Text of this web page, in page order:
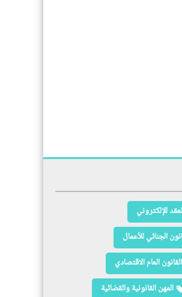
الإلكتروني
الجنائي للأعمال
القانون العام الاقتصادي
المهن القانونية والقضائية